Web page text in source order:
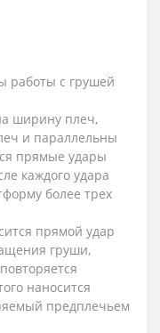
работы с грушей
ширину плеч,
и параллельны
прямые удары
каждого удара
более трех
прямой удар
груши,
наносится
предплечьем